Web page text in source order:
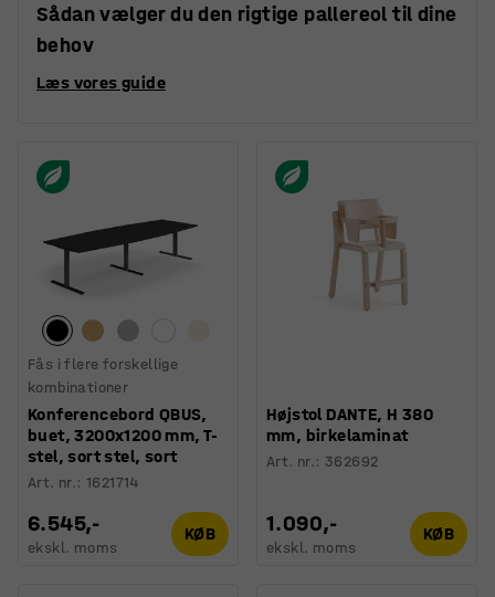
Sådan vælger du den rigtige pallereol til dine
behov
Læs vores guide
Fås i flere forskellige
kombinationer
Konferencebord QBUS,
buet, 3200x1200 mm, T-
stel, sort stel, sort
Art. nr.:1621714
6.545,-
ekskl. moms
KØB
Højstol DANTE, H 380
mm, birkelaminat
Art. nr.: 362692
1.090,-
ekskl. moms
KØB